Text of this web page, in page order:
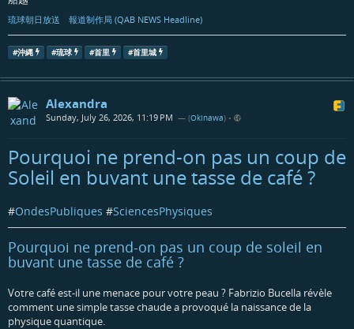
琉球朝日放送 報道制作局 (QAB NEWS Headline)
#沖縄 #琉球 #首里 #首里城
Alexandra
Sunday, July 26, 2026, 11:19 PM — (Okinawa) •
Pourquoi ne prend-on pas un coup de
Soleil en buvant une tasse de café ?
#OndesPubliques #SciencesPhysiques
Pourquoi ne prend-on pas un coup de soleil en
buvant une tasse de café ?
Votre café est-il une menace pour votre peau ? Fabrizio Bucella révèle
comment une simple tasse chaude a provoqué la naissance de la
physique quantique.